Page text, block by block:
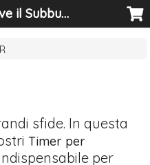
SUBBART, dove il Subbuteo diventa arte
sfide. In questa
Timer per
per